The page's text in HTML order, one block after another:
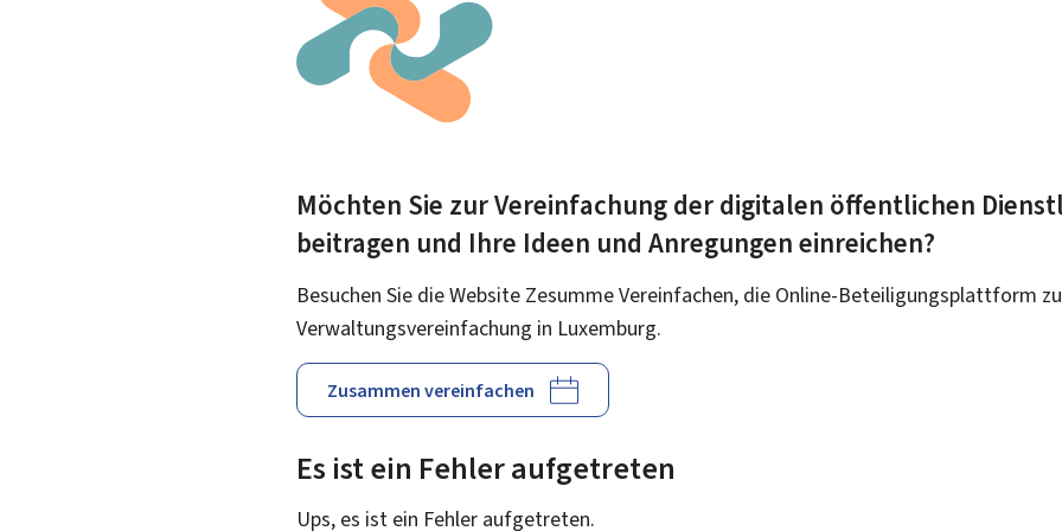
Möchten Sie zur Vereinfachung der digitalen öffentlichen
beitragen und Ihre Ideen und Anregungen einreichen?
Besuchen Sie die Website Zesumme Vereinfachen, die Online-Beteiligungsplattform
Verwaltungsvereinfachung in Luxemburg.
Zusammen vereinfachen
Es ist ein Fehler aufgetreten
Ups, es ist ein Fehler aufgetreten.